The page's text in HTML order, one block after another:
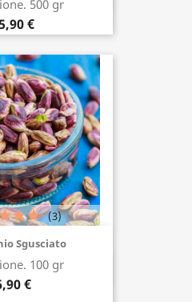
500 gr
€
Sgusciato
100 gr
€
(3)
ora